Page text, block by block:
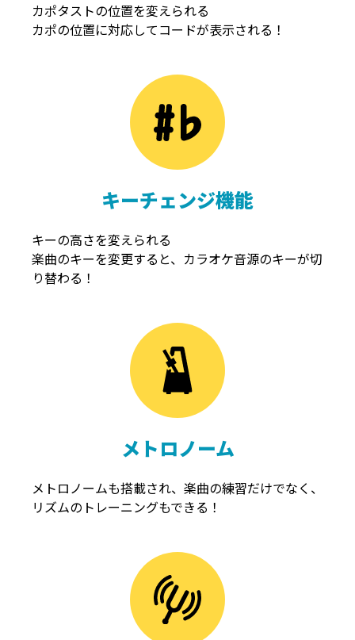
カポタストの位置を変えられる
カポの位置に対応してコードが表示される！
キーチェンジ機能
キーの高さを変えられる
楽曲のキーを変更すると、カラオケ音源のキーが切
り替わる！
メトロノーム
メトロノームも搭載され、楽曲の練習だけでなく、
リズムのトレーニングもできる！